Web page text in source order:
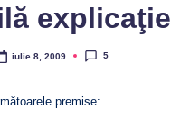
explicaţie
iulie 8, 2009 5
premise: